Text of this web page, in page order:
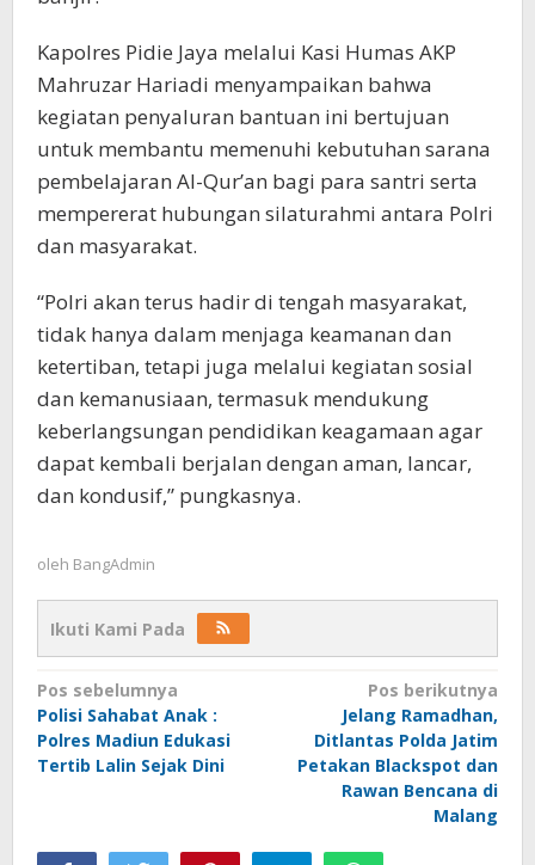
Kapolres Pidie Jaya melalui Kasi Humas AKP
Mahruzar Hariadi menyampaikan bahwa
kegiatan penyaluran bantuan ini bertujuan
untuk membantu memenuhi kebutuhan sarana
pembelajaran Al-Qur’an bagi para santri serta
mempererat hubungan silaturahmi antara Polri
dan masyarakat.
“Polri akan terus hadir di tengah masyarakat,
tidak hanya dalam menjaga keamanan dan
ketertiban, tetapi juga melalui kegiatan sosial
dan kemanusiaan, termasuk mendukung
keberlangsungan pendidikan keagamaan agar
dapat kembali berjalan dengan aman, lancar,
dan kondusif,” pungkasnya.
oleh BangAdmin
Ikuti Kami Pada
Navigasi
pos
Pos sebelumnya
Polisi Sahabat Anak :
Polres Madiun Edukasi
Tertib Lalin Sejak Dini
Pos berikutnya
Jelang Ramadhan,
Ditlantas Polda Jatim
Petakan Blackspot dan
Rawan Bencana di
Malang